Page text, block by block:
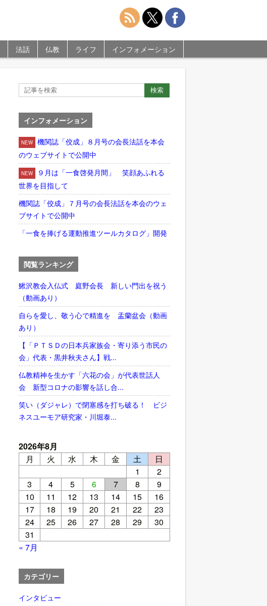
法話 仏教 ライフ インフォメーション
インフォメーション
NEW
機関誌「佼成」８月号の会長法話を本会
のウェブサイトで公開中
NEW
９月は「一食啓発月間」 笑顔あふれる
世界を目指して
機関誌「佼成」７月号の会長法話を本会のウェ
ブサイトで公開中
「一食を捧げる運動推進ツールカタログ」開発
閲覧ランキング
鰍沢教会入仏式 庭野会長 新しい門出を祝う
（動画あり）
自らを愛し、敬う心で精進を 盂蘭盆会（動画
あり）
【「ＰＴＳＤの日本兵家族会・寄り添う市民の
会」代表・黒井秋夫さん】戦...
仏教精神を生かす「六花の会」が代表世話人
会 新型コロナの影響を話し合...
笑い（ダジャレ）で閉塞感を打ち破る！ ビジ
ネスユーモア研究家・川堀泰...
2026年8月
月
火 水 木 金 土
日
1
2
3
4 5 6 7 8
9
10
11 12 13 14 15
16
17
18 19 20 21 22
23
24
25 26 27 28 29
30
31
« 7月
カテゴリー
インタビュー